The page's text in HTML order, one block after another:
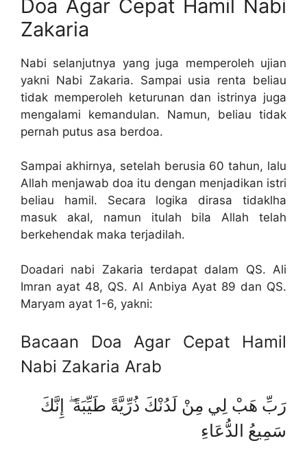
Doa Agar Cepat Hamil Nabi
Zakaria
Nabi selanjutnya yang juga memperoleh ujian
yakni Nabi Zakaria. Sampai usia renta beliau
tidak memperoleh keturunan dan istrinya juga
mengalami kemandulan. Namun, beliau tidak
pernah putus asa berdoa.
Sampai akhirnya, setelah berusia 60 tahun, lalu
Allah menjawab doa itu dengan menjadikan istri
beliau hamil. Secara logika dirasa tidaklha
masuk akal, namun itulah bila Allah telah
berkehendak maka terjadilah.
Doadari nabi Zakaria terdapat dalam QS. Ali
Imran ayat 48, QS. Al Anbiya Ayat 89 dan QS.
Maryam ayat 1-6, yakni:
Bacaan Doa Agar Cepat Hamil
Nabi Zakaria Arab
رَبِّ هَبْ لِي مِنْ لَدُنْكَ ذُرِّيَّةً طَيِّبَةً ۖ إِنَّكَ
سَمِيعُ الدُّعَاءِ